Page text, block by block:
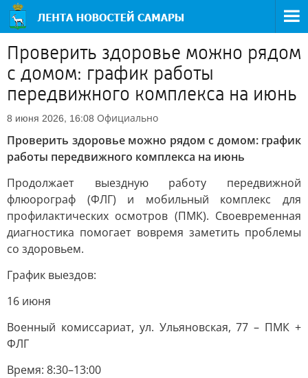
Проверить здоровье можно рядом
с домом: график работы
передвижного комплекса на июнь
8 июня 2026, 16:08 Официально
Проверить здоровье можно рядом с домом: график
работы передвижного комплекса на июнь
Продолжает выездную работу передвижной
флюорограф (ФЛГ) и мобильный комплекс для
профилактических осмотров (ПМК). Своевременная
диагностика помогает вовремя заметить проблемы
со здоровьем.
График выездов:
16 июня
Военный комиссариат, ул. Ульяновская, 77 – ПМК +
ФЛГ
Время: 8:30–13:00